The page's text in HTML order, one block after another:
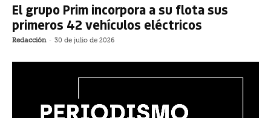
El grupo Prim incorpora a su flota sus
primeros 42 vehículos eléctricos
Redacción - 30 de julio de 2026